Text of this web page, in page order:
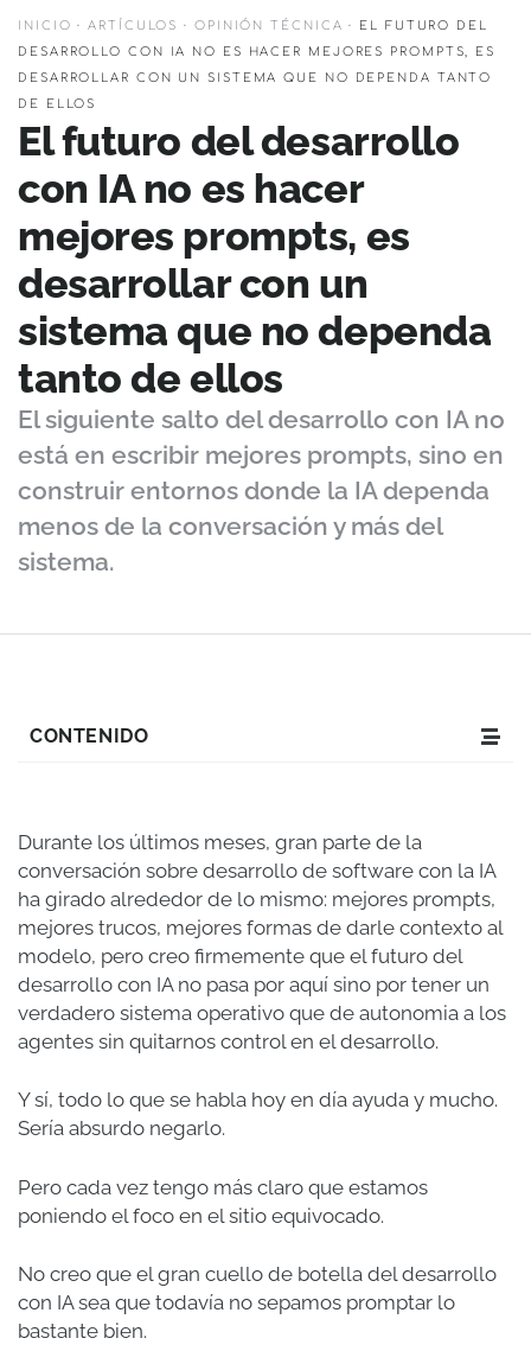
INICIO ·ARTÍCULOS · OPINIÓN TÉCNICA · EL FUTURO DEL
DESARROLLO CON IA NO ES HACER MEJORES PROMPTS, ES
DESARROLLAR CON UN SISTEMA QUE NO DEPENDA TANTO
DE ELLOS
El futuro del desarrollo
con IA no es hacer
mejores prompts, es
desarrollar con un
sistema que no dependa
tanto de ellos
El siguiente salto del desarrollo con IA no
está en escribir mejores prompts, sino en
construir entornos donde la IA dependa
menos de la conversación y más del
sistema.
CONTENIDO
Durante los últimos meses, gran parte de la
conversación sobre desarrollo de software con la IA
ha girado alrededor de lo mismo: mejores prompts,
mejores trucos, mejores formas de darle contexto al
modelo, pero creo firmemente que el futuro del
desarrollo con IA no pasa por aquí sino por tener un
verdadero sistema operativo que de autonomia a los
agentes sin quitarnos control en el desarrollo.
Y sí, todo lo que se habla hoy en día ayuda y mucho.
Sería absurdo negarlo.
Pero cada vez tengo más claro que estamos
poniendo el foco en el sitio equivocado.
No creo que el gran cuello de botella del desarrollo
con IA sea que todavía no sepamos promptar lo
bastante bien.